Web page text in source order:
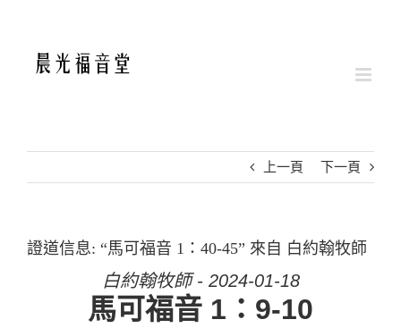
上一頁 下一頁
證道信息: “馬可福音 1：40-45” 來自 白約翰牧師
白約翰牧師 - 2024-01-18
馬可福音 1：9-10